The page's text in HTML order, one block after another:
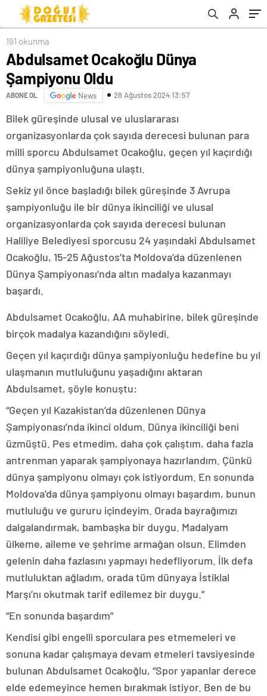
191 okunma
Abdulsamet Ocakoğlu Dünya
Şampiyonu Oldu
ABONE OL News 28 Ağustos 2024 13:57
Bilek güreşinde ulusal ve uluslararası
organizasyonlarda çok sayıda derecesi bulunan para
milli sporcu Abdulsamet Ocakoğlu, geçen yıl kaçırdığı
dünya şampiyonluğuna ulaştı.
Sekiz yıl önce başladığı bilek güreşinde 3 Avrupa
şampiyonluğu ile bir dünya ikinciliği ve ulusal
organizasyonlarda çok sayıda derecesi bulunan
Haliliye Belediyesi sporcusu 24 yaşındaki Abdulsamet
Ocakoğlu, 15-25 Ağustos’ta Moldova’da düzenlenen
Dünya Şampiyonası’nda altın madalya kazanmayı
başardı.
Abdulsamet Ocakoğlu, AA muhabirine, bilek güreşinde
birçok madalya kazandığını söyledi.
Geçen yıl kaçırdığı dünya şampiyonluğu hedefine bu yıl
ulaşmanın mutluluğunu yaşadığını aktaran
Abdulsamet, şöyle konuştu:
“Geçen yıl Kazakistan’da düzenlenen Dünya
Şampiyonası’nda ikinci oldum. Dünya ikinciliği beni
üzmüştü. Pes etmedim, daha çok çalıştım, daha fazla
antrenman yaparak şampiyonaya hazırlandım. Çünkü
dünya şampiyonu olmayı çok istiyordum. En sonunda
Moldova’da dünya şampiyonu olmayı başardım, bunun
mutluluğu ve gururu içindeyim. Orada bayrağımızı
dalgalandırmak, bambaşka bir duygu. Madalyam
ülkeme, aileme ve şehrime armağan olsun. Elimden
gelenin daha fazlasını yapmayı hedefliyorum. İlk defa
mutluluktan ağladım, orada tüm dünyaya İstiklal
Marşı’nı okutmak tarif edilemez bir duygu.”
“En sonunda başardım”
Kendisi gibi engelli sporculara pes etmemeleri ve
sonuna kadar çalışmaya devam etmeleri tavsiyesinde
bulunan Abdulsamet Ocakoğlu, “Spor yapanlar derece
elde edemeyince hemen bırakmak istiyor. Ben de bu